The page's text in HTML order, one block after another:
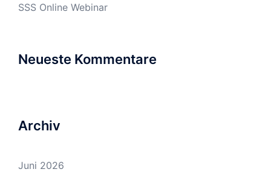
SSS Online Webinar
Neueste Kommentare
Archiv
Juni 2026